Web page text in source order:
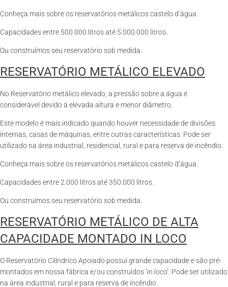
Conheça mais sobre os reservatórios metálicos castelo d’água.
Capacidades entre 500.000 litros até 5.000.000 litros.
Ou construímos seu reservatório sob medida.
RESERVATÓRIO METÁLICO ELEVADO
No Reservatório metálico elevado, a pressão sobre a água é
considerável devido à elevada altura e menor diâmetro.
Este modelo é mais indicado quando houver necessidade de divisões
internas, casas de máquinas, entre outras características. Pode ser
utilizado na área industrial, residencial, rural e para reserva de incêndio.
Conheça mais sobre os reservatórios metálicos castelo d’água.
Capacidades entre 2.000 litros até 350.000 litros.
Ou construímos seu reservatório sob medida.
RESERVATÓRIO METÁLICO DE ALTA
CAPACIDADE MONTADO IN LOCO
O Reservatório Cilíndrico Apoiado possui grande capacidade e são pré-
montados em nossa fábrica e/ou construídos ‘in loco’. Pode ser utilizado
na área industrial, rural e para reserva de incêndio.